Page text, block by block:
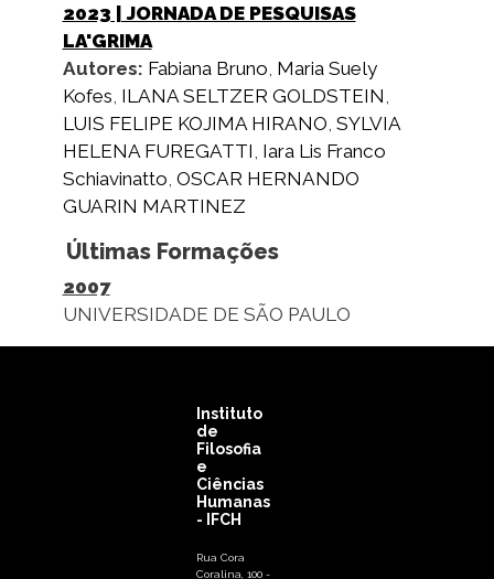
2023 | JORNADA DE PESQUISAS
LA'GRIMA
Autores: Fabiana Bruno Maria Suely
Kofes ILANA SELTZER GOLDSTEIN
LUIS FELIPE KOJIMA HIRANO SYLVIA
HELENA FUREGATTI Iara Lis Franco
Schiavinatto OSCAR HERNANDO
GUARIN MARTINEZ
Últimas Formações
2007
UNIVERSIDADE DE SÃO PAULO
Instituto
de
Filosofia
e
Ciências
Humanas
- IFCH
Rua Cora
Coralina, 100 -